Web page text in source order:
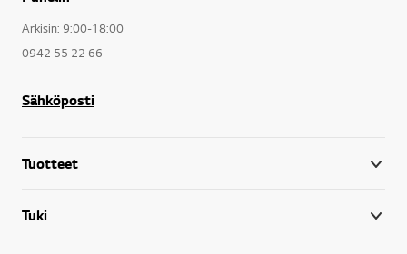
Arkisin: 9:00-18:00
0942 55 22 66
Sähköposti
Tuotteet
Tuki